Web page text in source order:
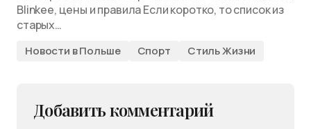
Blinkee, цены и правила Если коротко, то список из
старых…
Новости в Польше Спорт Стиль Жизни
Добавить комментарий